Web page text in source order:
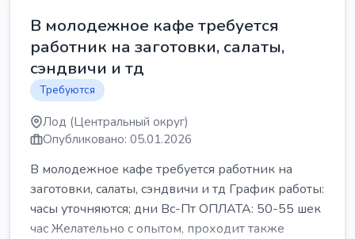
В молодежное кафе требуется
работник на заготовки, салаты,
сэндвичи и тд
Требуются
Лод (Центральный округ)
Опубликовано: 05.01.2026
В молодежное кафе требуется работник на
заготовки, салаты, сэндвичи и тд График работы:
часы уточняются; дни Вс-Пт ОПЛАТА: 50-55 шек
час Желательно с опытом, проходит также